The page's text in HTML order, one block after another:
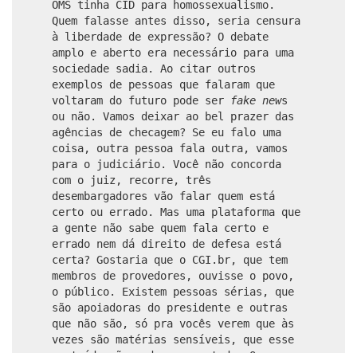
OMS tinha CID para homossexualismo.
Quem falasse antes disso, seria censura
à liberdade de expressão? O debate
amplo e aberto era necessário para uma
sociedade sadia. Ao citar outros
exemplos de pessoas que falaram que
voltaram do futuro pode ser
fake news
ou não. Vamos deixar ao bel prazer das
agências de checagem? Se eu falo uma
coisa, outra pessoa fala outra, vamos
para o judiciário. Você não concorda
com o juiz, recorre, três
desembargadores vão falar quem está
certo ou errado. Mas uma plataforma que
a gente não sabe quem fala certo e
errado nem dá direito de defesa está
certa? Gostaria que o CGI.br, que tem
membros de provedores, ouvisse o povo,
o público. Existem pessoas sérias, que
são apoiadoras do presidente e outras
que não são, só pra vocês verem que às
vezes são matérias sensíveis, que esse